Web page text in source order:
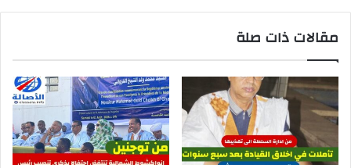
مقالات ذات صلة